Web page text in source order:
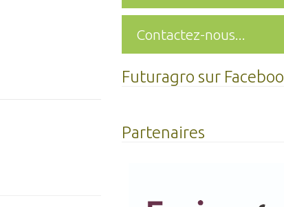
Contactez-nous...
Futuragro sur
Partenaires